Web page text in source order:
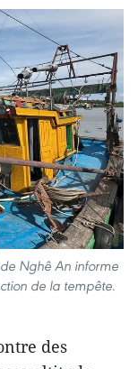
Nghê An informe
de la tempête.
des